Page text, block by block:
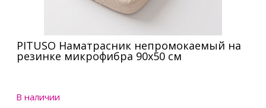
PITUSO Наматрасник непромокаемый на
резинке микрофибра 90х50 см
В наличии